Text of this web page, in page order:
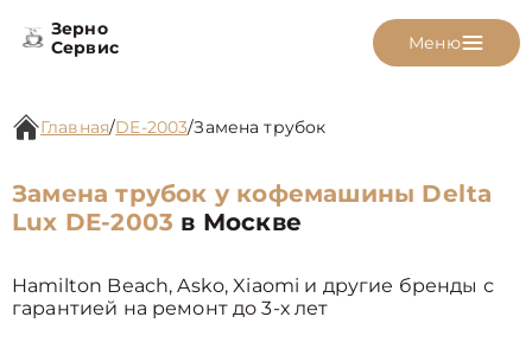
Зерно
Сервис
Меню
Главная/DE-2003/Замена трубок
Замена трубок у кофемашины Delta
Lux DE-2003 в Москве
Hamilton Beach, Asko, Xiaomi и другие бренды с
гарантией на ремонт до 3-х лет